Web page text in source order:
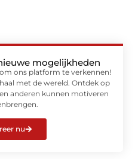
mogelijkheden
ons platform te verkennen!
met de wereld. Ontdek op
anderen kunnen motiveren
nu